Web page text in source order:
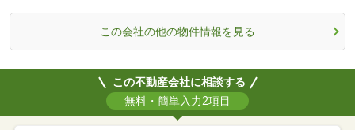
この会社の他の物件情報を見る
この不動産会社に相談する
無料・簡単入力2項目